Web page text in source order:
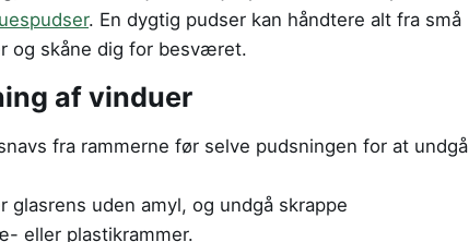
. En dygtig pudser kan håndtere alt fra små
og skåne dig for besværet.
af vinduer
fra rammerne før selve pudsningen for at undgå
uden amyl, og undgå skrappe
eller plastikrammer.